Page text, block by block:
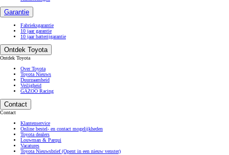
Garantie
Fabrieksgarantie
10 jaar garantie
10 jaar batterijgarantie
Ontdek Toyota
Ontdek Toyota
Over Toyota
Toyota Nieuws
Duurzaamheid
Veiligheid
GAZOO Racing
Contact
Contact
Klantenservice
Online bestel- en contact mogelijkheden
Toyota dealers
Louwman & Parqui
Vacatures
Toyota Nieuwsbrief(Opent in een nieuw venster)